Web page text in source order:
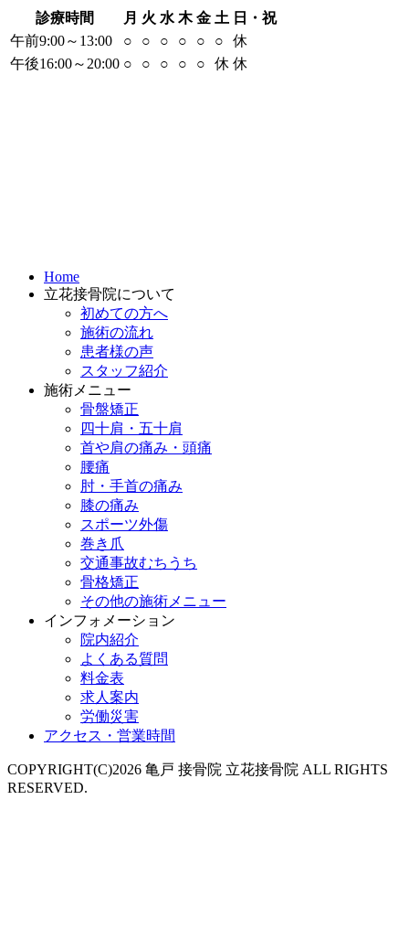
診療時間 月 火 水 木 金 土 日・祝
午前9:00～13:00
○ ○ ○ ○ ○ ○
休
午後16:00～20:00 ○ ○ ○ ○ ○ 休 休
Home
立花接骨院について
初めての方へ
施術の流れ
患者様の声
スタッフ紹介
施術メニュー
骨盤矯正
四十肩・五十肩
首や肩の痛み・頭痛
腰痛
肘・手首の痛み
膝の痛み
スポーツ外傷
巻き爪
交通事故むちうち
骨格矯正
その他の施術メニュー
インフォメーション
院内紹介
よくある質問
料金表
求人案内
労働災害
アクセス・営業時間
COPYRIGHT(C)2026 亀戸 接骨院 立花接骨院 ALL RIGHTS
RESERVED.